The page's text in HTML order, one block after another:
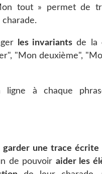
» permet de
charade.
les invariants de la
"Mon deuxième",
ligne à chaque
garder une trace écrite
de pouvoir aider les